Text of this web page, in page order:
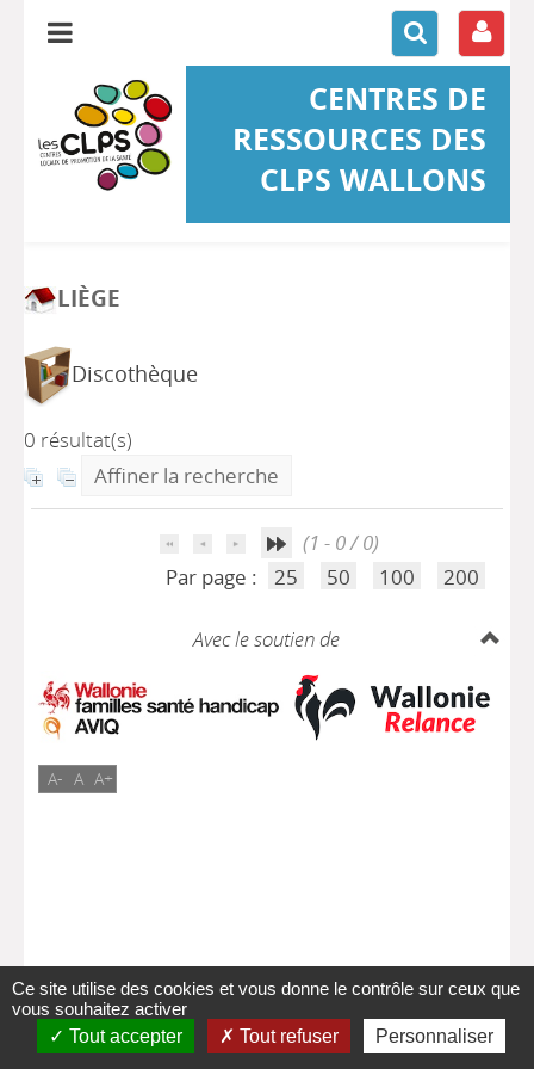
CENTRES DE
RESSOURCES DES
CLPS WALLONS
LIÈGE
Discothèque
0 résultat(s)
Affiner la recherche
(1 - 0 / 0)
Par page :
25 50 100 200
Avec le soutien de
A- A A+
Ce site utilise des cookies et vous donne le contrôle sur ceux que
vous souhaitez activer
Tout accepter
Tout refuser Personnaliser